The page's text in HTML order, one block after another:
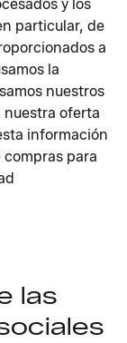
y los
particular, de
a
la
nuestros
nuestra oferta
información
para
las